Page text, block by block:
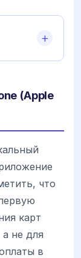
(Apple
что
карт
не для
в